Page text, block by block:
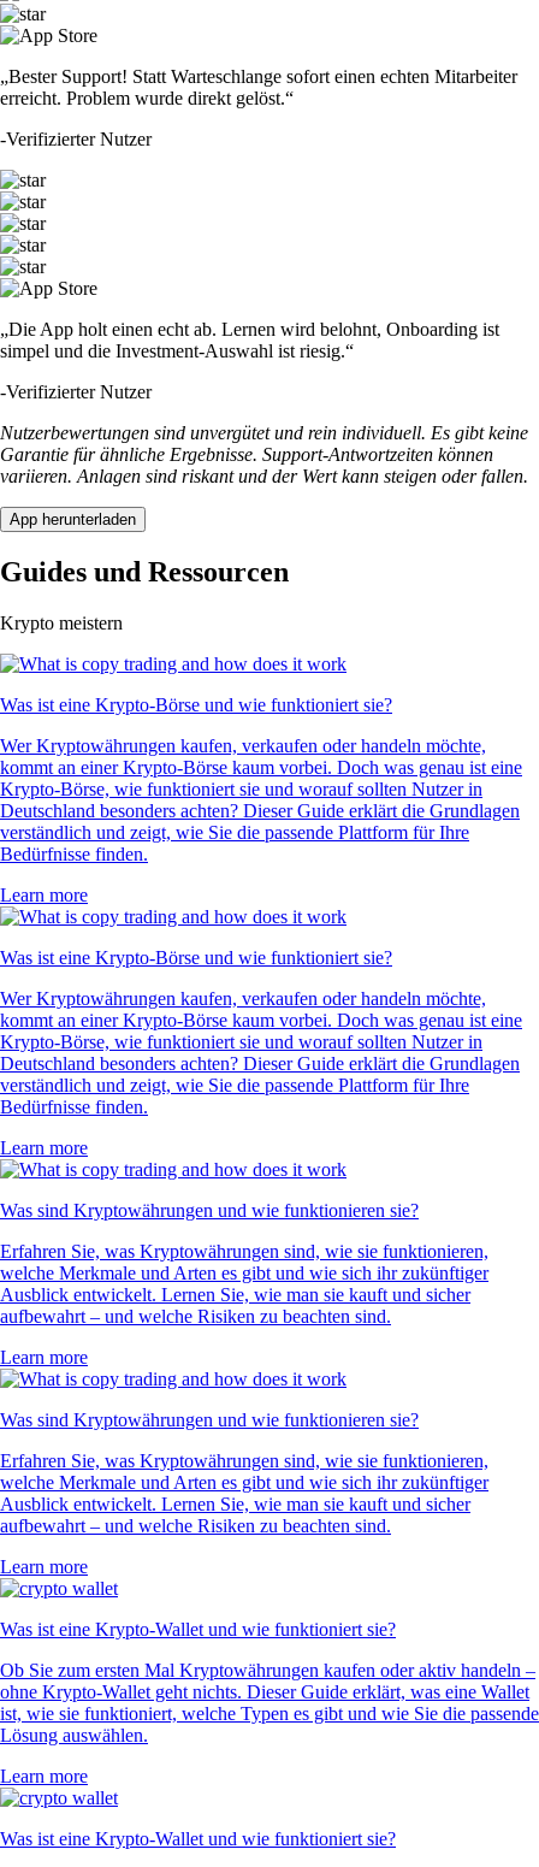
„Bester Support! Statt Warteschlange sofort einen echten Mitarbeiter
erreicht. Problem wurde direkt gelöst.“
-Verifizierter Nutzer
„Die App holt einen echt ab. Lernen wird belohnt, Onboarding ist
simpel und die Investment-Auswahl ist riesig.“
-Verifizierter Nutzer
Nutzerbewertungen sind unvergütet und rein individuell. Es gibt keine
Garantie für ähnliche Ergebnisse. Support-Antwortzeiten können
variieren. Anlagen sind riskant und der Wert kann steigen oder fallen.
App herunterladen
Guides und Ressourcen
Krypto meistern
Was ist eine Krypto-Börse und wie funktioniert sie?
Wer Kryptowährungen kaufen, verkaufen oder handeln möchte,
kommt an einer Krypto-Börse kaum vorbei. Doch was genau ist eine
Krypto-Börse, wie funktioniert sie und worauf sollten Nutzer in
Deutschland besonders achten? Dieser Guide erklärt die Grundlagen
verständlich und zeigt, wie Sie die passende Plattform für Ihre
Bedürfnisse finden.
Learn more
Was ist eine Krypto-Börse und wie funktioniert sie?
Wer Kryptowährungen kaufen, verkaufen oder handeln möchte,
kommt an einer Krypto-Börse kaum vorbei. Doch was genau ist eine
Krypto-Börse, wie funktioniert sie und worauf sollten Nutzer in
Deutschland besonders achten? Dieser Guide erklärt die Grundlagen
verständlich und zeigt, wie Sie die passende Plattform für Ihre
Bedürfnisse finden.
Learn more
Was sind Kryptowährungen und wie funktionieren sie?
Erfahren Sie, was Kryptowährungen sind, wie sie funktionieren,
welche Merkmale und Arten es gibt und wie sich ihr zukünftiger
Ausblick entwickelt. Lernen Sie, wie man sie kauft und sicher
aufbewahrt – und welche Risiken zu beachten sind.
Learn more
Was sind Kryptowährungen und wie funktionieren sie?
Erfahren Sie, was Kryptowährungen sind, wie sie funktionieren,
welche Merkmale und Arten es gibt und wie sich ihr zukünftiger
Ausblick entwickelt. Lernen Sie, wie man sie kauft und sicher
aufbewahrt – und welche Risiken zu beachten sind.
Learn more
Was ist eine Krypto-Wallet und wie funktioniert sie?
Ob Sie zum ersten Mal Kryptowährungen kaufen oder aktiv handeln –
ohne Krypto-Wallet geht nichts. Dieser Guide erklärt, was eine Wallet
ist, wie sie funktioniert, welche Typen es gibt und wie Sie die passende
Lösung auswählen.
Learn more
Was ist eine Krypto-Wallet und wie funktioniert sie?